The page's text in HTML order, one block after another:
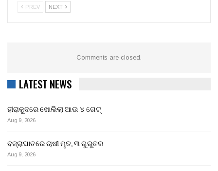
PREV NEXT
Comments are closed.
LATEST NEWS
ହୀରାକୁଦରେ ଖୋଲିଲା ଆଉ ୪ ଗେଟ୍
Aug 9, 2026
ବଜ୍ରାଘାତରେ ଚାଷୀ ମୃତ, ୩ ଗୁରୁତର
Aug 9, 2026